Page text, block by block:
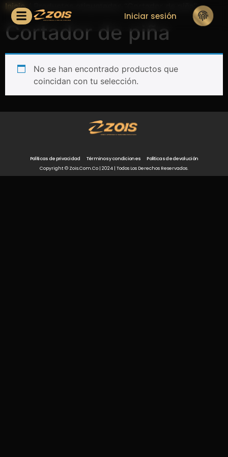
Iniciar sesión
Inicio/ Productos etiquetados “Cortador de piña”
Cortador de piña
No se han encontrado productos que
coincidan con tu selección.
Políticas de privacidad Términos y condiciones
Políticas de devolución
Copyright © Zois.com.co | 2024 | Todos Los Derechos Reservados.